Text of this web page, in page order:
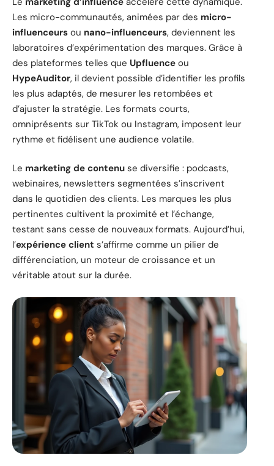
Les micro-communautés, animées par des micro-
influenceurs ou nano-influenceurs, deviennent les
laboratoires d’expérimentation des marques. Grâce à
des plateformes telles que Upfluence ou
HypeAuditor, il devient possible d’identifier les profils
les plus adaptés, de mesurer les retombées et
d’ajuster la stratégie. Les formats courts,
omniprésents sur TikTok ou Instagram, imposent leur
rythme et fidélisent une audience volatile.
Le marketing de contenu se diversifie : podcasts,
webinaires, newsletters segmentées s’inscrivent
dans le quotidien des clients. Les marques les plus
pertinentes cultivent la proximité et l’échange,
testant sans cesse de nouveaux formats. Aujourd’hui,
l’expérience client s’affirme comme un pilier de
différenciation, un moteur de croissance et un
véritable atout sur la durée.